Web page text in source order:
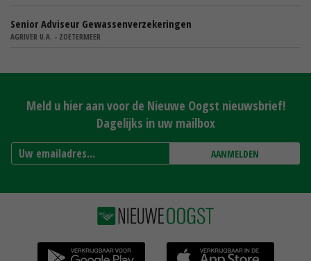
Senior Adviseur Gewassenverzekeringen
AGRIVER U.A. - ZOETERMEER
Meld u hier aan voor de Nieuwe Oogst nieuwsbrief!
Dagelijks in uw mailbox
AANMELDEN